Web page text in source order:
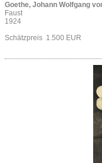
Goethe, Johann Wolfgang
Faust
1924
Schätzpreis 1.500 EUR